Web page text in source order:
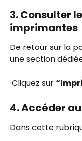
3. Consulter
imprimantes
De retour sur la
une section
Cliquez sur
4. Accéder
Dans cette